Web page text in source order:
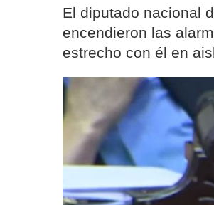
El diputado nacional
encendieron las
estrecho con él en